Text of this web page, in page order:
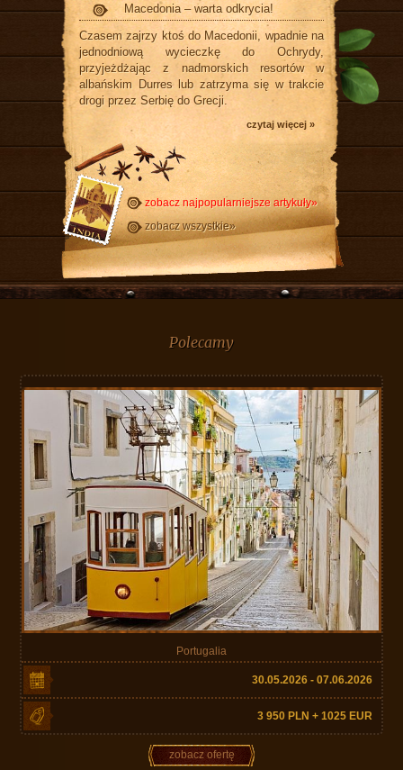
Macedonia – warta odkrycia!
Czasem zajrzy ktoś do Macedonii, wpadnie na
jednodniową wycieczkę do Ochrydy,
przyjeżdżając z nadmorskich resortów w
albańskim Durres lub zatrzyma się w trakcie
drogi przez Serbię do Grecji.
czytaj więcej »
zobacz najpopularniejsze artykuły»
zobacz wszystkie»
Polecamy
Portugalia
30.05.2026 - 07.06.2026
3 950 PLN + 1025 EUR
zobacz ofertę